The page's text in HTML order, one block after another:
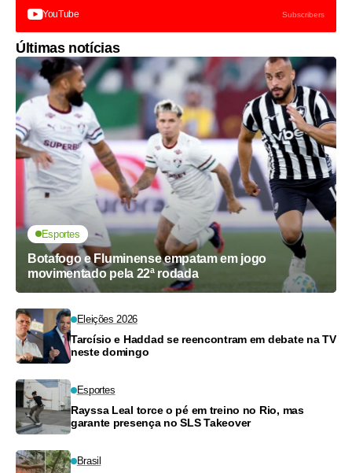
YouTube Subscribers
Últimas notícias
Esportes
Botafogo e Fluminense empatam em jogo
movimentado pela 22ª rodada
Eleições 2026
Tarcísio e Haddad se reencontram em debate na TV
neste domingo
Esportes
Rayssa Leal torce o pé em treino no Rio, mas
garante presença no SLS Takeover
Brasil